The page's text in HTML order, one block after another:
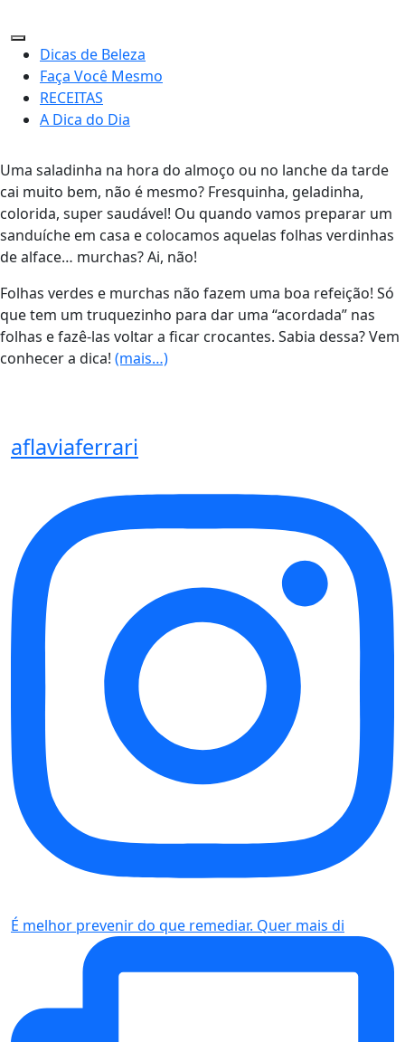
Dicas de Beleza
Faça Você Mesmo
RECEITAS
A Dica do Dia
Uma saladinha na hora do almoço ou no lanche da tarde
cai muito bem, não é mesmo? Fresquinha, geladinha,
colorida, super saudável! Ou quando vamos preparar um
sanduíche em casa e colocamos aquelas folhas verdinhas
de alface… murchas? Ai, não!
Folhas verdes e murchas não fazem uma boa refeição! Só
que tem um truquezinho para dar uma “acordada” nas
folhas e fazê-las voltar a ficar crocantes. Sabia dessa? Vem
conhecer a dica! (mais…)
aflaviaferrari
É melhor prevenir do que remediar. Quer mais di